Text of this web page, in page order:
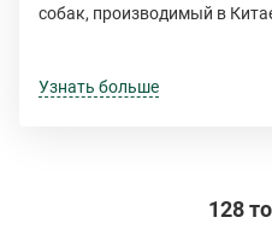
собак, производимый в
составе — натуральные
Узнать больше
128